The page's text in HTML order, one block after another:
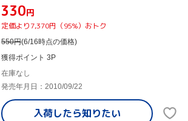
¥330円
定価より7,370円（95%）おトク
550円(6/16時点の価格)
獲得ポイント 3P
在庫なし
発売年月日：2010/09/22
入荷したら知りたい